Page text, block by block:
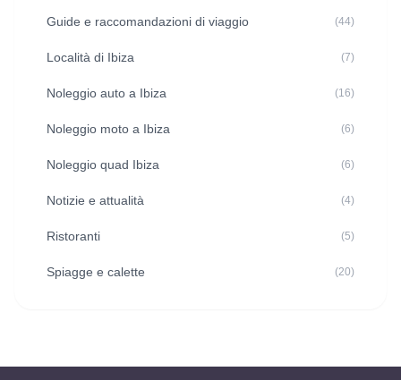
Guide e raccomandazioni di viaggio (44)
Località di Ibiza (7)
Noleggio auto a Ibiza (16)
Noleggio moto a Ibiza (6)
Noleggio quad Ibiza (6)
Notizie e attualità (4)
Ristoranti (5)
Spiagge e calette (20)